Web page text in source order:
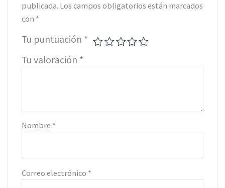
publicada. Los campos obligatorios están marcados
con *
Tu puntuación *
Tu valoración *
Nombre *
Correo electrónico *